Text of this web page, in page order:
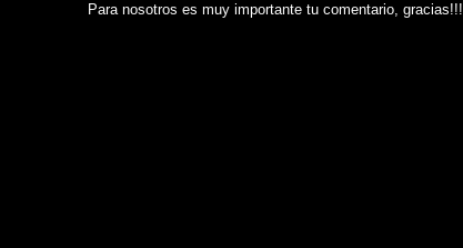
Para nosotros es muy importante tu comentario, gracias!!!